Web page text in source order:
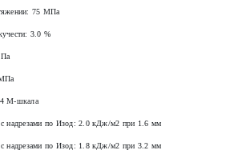
75 МПа
3.0 %
М-шкала
с надрезами по Изод: 2.0 кДж/м2 при 1.6 мм
с надрезами по Изод: 1.8 кДж/м2 при 3.2 мм